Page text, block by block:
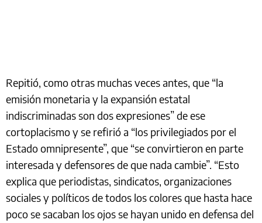
Repitió, como otras muchas veces antes, que “la
emisión monetaria y la expansión estatal
indiscriminadas son dos expresiones” de ese
cortoplacismo y se refirió a “los privilegiados por el
Estado omnipresente”, que “se convirtieron en parte
interesada y defensores de que nada cambie”. “Esto
explica que periodistas, sindicatos, organizaciones
sociales y políticos de todos los colores que hasta hace
poco se sacaban los ojos se hayan unido en defensa del